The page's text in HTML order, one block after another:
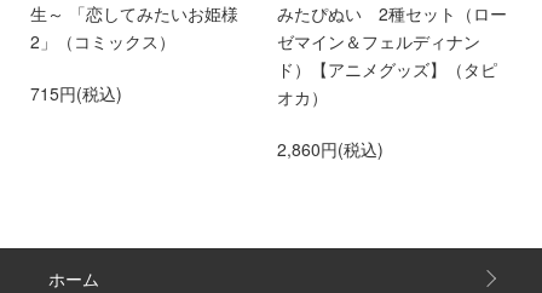
生～ 「恋してみたいお姫様
2」（コミックス）
715円(税込)
みたぴぬい 2種セット（ロー
ゼマイン＆フェルディナン
ド）【アニメグッズ】（タピ
オカ）
2,860円(税込)
ホーム